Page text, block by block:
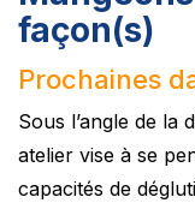
façon(s)
Prochaines
Sous l’angle de la
atelier vise à se
capacités de